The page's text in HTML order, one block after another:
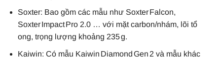
Soxter: Bao gồm các mẫu như Soxter Falcon,
Soxter Impact Pro 2.0 … với mặt carbon/nhám, lõi tổ
ong, trọng lượng khoảng 235 g.
Kaiwin: Có mẫu Kaiwin Diamond Gen 2 và mẫu khác